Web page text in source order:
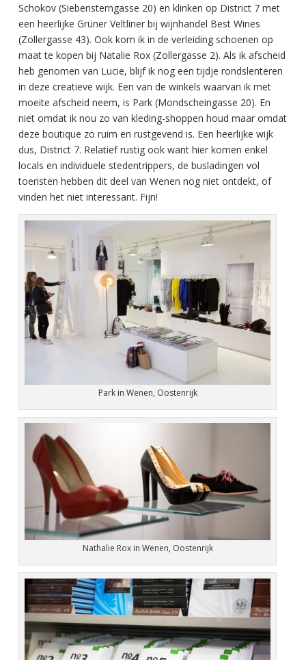
Schokov (Siebensterngasse 20) en klinken op District 7 met
een heerlijke Grüner Veltliner bij wijnhandel Best Wines
(Zollergasse 43). Ook kom ik in de verleiding schoenen op
maat te kopen bij Natalie Rox (Zollergasse 2). Als ik afscheid
heb genomen van Lucie, blijf ik nog een tijdje rondslenteren
in deze creatieve wijk. Een van de winkels waarvan ik met
moeite afscheid neem, is Park (Mondscheingasse 20). En
niet omdat ik nou zo van kleding-shoppen houd maar omdat
deze boutique zo ruim en rustgevend is. Een heerlijke wijk
dus, District 7. Relatief rustig ook want hier komen enkel
locals en individuele stedentrippers, de busladingen vol
toeristen hebben dit deel van Wenen nog niet ontdekt, of
vinden het niet interessant. Fijn!
Park in Wenen, Oostenrijk
Nathalie Rox in Wenen, Oostenrijk